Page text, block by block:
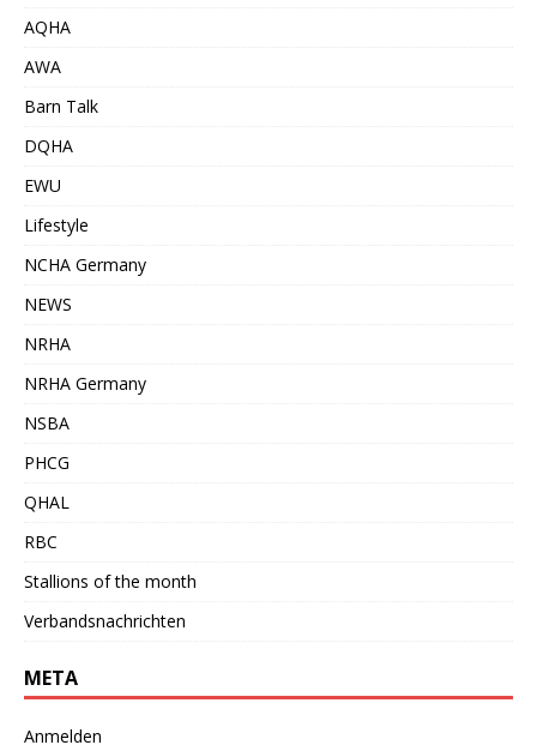
AQHA
AWA
Barn Talk
DQHA
EWU
Lifestyle
NCHA Germany
NEWS
NRHA
NRHA Germany
NSBA
PHCG
QHAL
RBC
Stallions of the month
Verbandsnachrichten
META
Anmelden